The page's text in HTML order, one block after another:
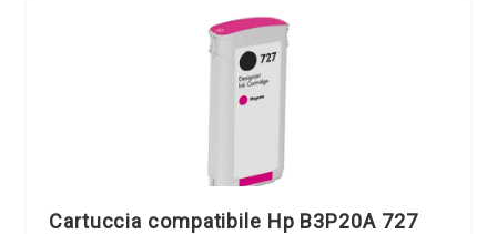
Cartuccia compatibile Hp B3P20A 727